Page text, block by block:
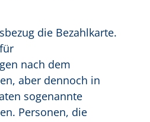
die Bezahlkarte.
nach dem
aber dennoch in
sogenannte
Personen, die